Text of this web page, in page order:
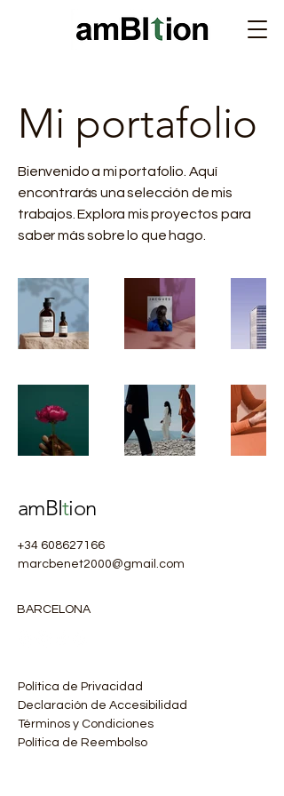
Mi portafolio
Bienvenido a mi portafolio. Aquí
encontrarás una selección de mis
trabajos. Explora mis proyectos para
saber más sobre lo que hago.
amBItion
+34 608627166
marcbenet2000@gmail.com
BARCELONA
Política de Privacidad
Declaración de Accesibilidad
Términos y Condiciones
Política de Reembolso